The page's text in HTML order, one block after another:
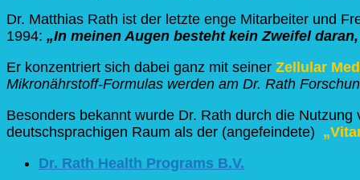
Dr. Matthias Rath ist der letzte enge Mitarbeiter und
1994: „In meinen Augen besteht kein Zweifel
Er konzentriert sich dabei ganz mit seiner Zellular
Mikronährstoff-Formulas werden am Dr. Rath
Besonders bekannt wurde Dr. Rath durch die
deutschsprachigen Raum als der (angefeindete)
Dr. Rath Health Programs B.V.